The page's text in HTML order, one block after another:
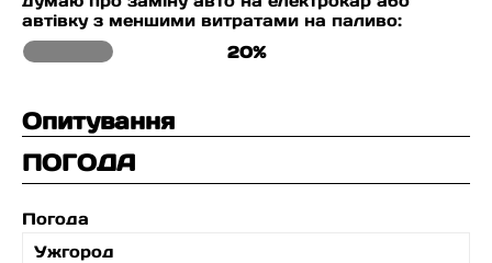
автівку з меншими витратами на паливо:
20%
Опитування
ПОГОДА
Погода
Ужгород